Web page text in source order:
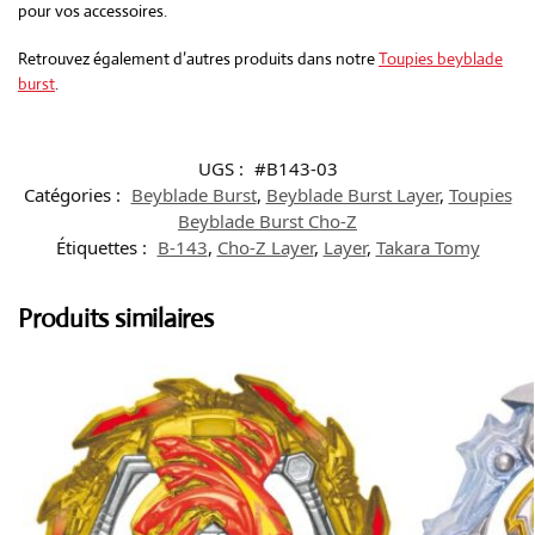
pour vos accessoires.
Retrouvez également d’autres produits dans notreToupies beyblade
burst.
UGS : #B143-03
Catégories : Beyblade Burst, Beyblade Burst Layer, Toupies
Beyblade Burst Cho-Z
Étiquettes : B-143, Cho-Z Layer, Layer, Takara Tomy
Produits similaires